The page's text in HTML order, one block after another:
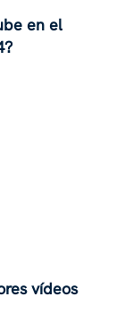
en el
vídeos